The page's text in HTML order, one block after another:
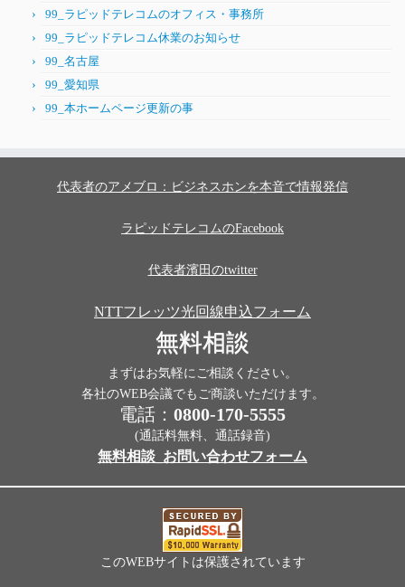
99_ラピッドテレコムのオフィス・事務所
99_ラピッドテレコム休業のお知らせ
99_名古屋
99_愛知県
99_本ホームページ更新の事
代表者のアメブロ：ビジネスホンを本音で情報発信
ラピッドテレコムのFacebook
代表者濱田のtwitter
NTTフレッツ光回線申込フォーム
無料相談
まずはお気軽にご相談ください。
各社のWEB会議でもご商談いただけます。
電話： 0800-170-5555
(通話料無料、通話録音)
無料相談_お問い合わせフォーム
このWEBサイトは保護されています